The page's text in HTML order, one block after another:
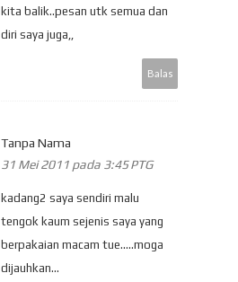
kita balik..pesan utk semua dan
diri saya juga,,
Balas
Tanpa Nama
31 Mei 2011 pada 3:45 PTG
kadang2 saya sendiri malu
tengok kaum sejenis saya yang
berpakaian macam tue.....moga
dijauhkan...